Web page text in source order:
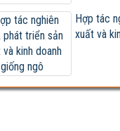
Khi nào chấm dứt
ngô?
HỘI THẢO KHOA
TÁC NGHIÊN CỨU
Giúp nông dân
Hợp tác
xuất và